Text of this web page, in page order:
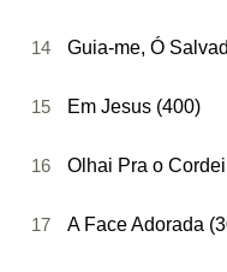
14 Guia-me, Ó
15 Em Jesus (400)
16 Olhai Pra o
17 A Face Adorada